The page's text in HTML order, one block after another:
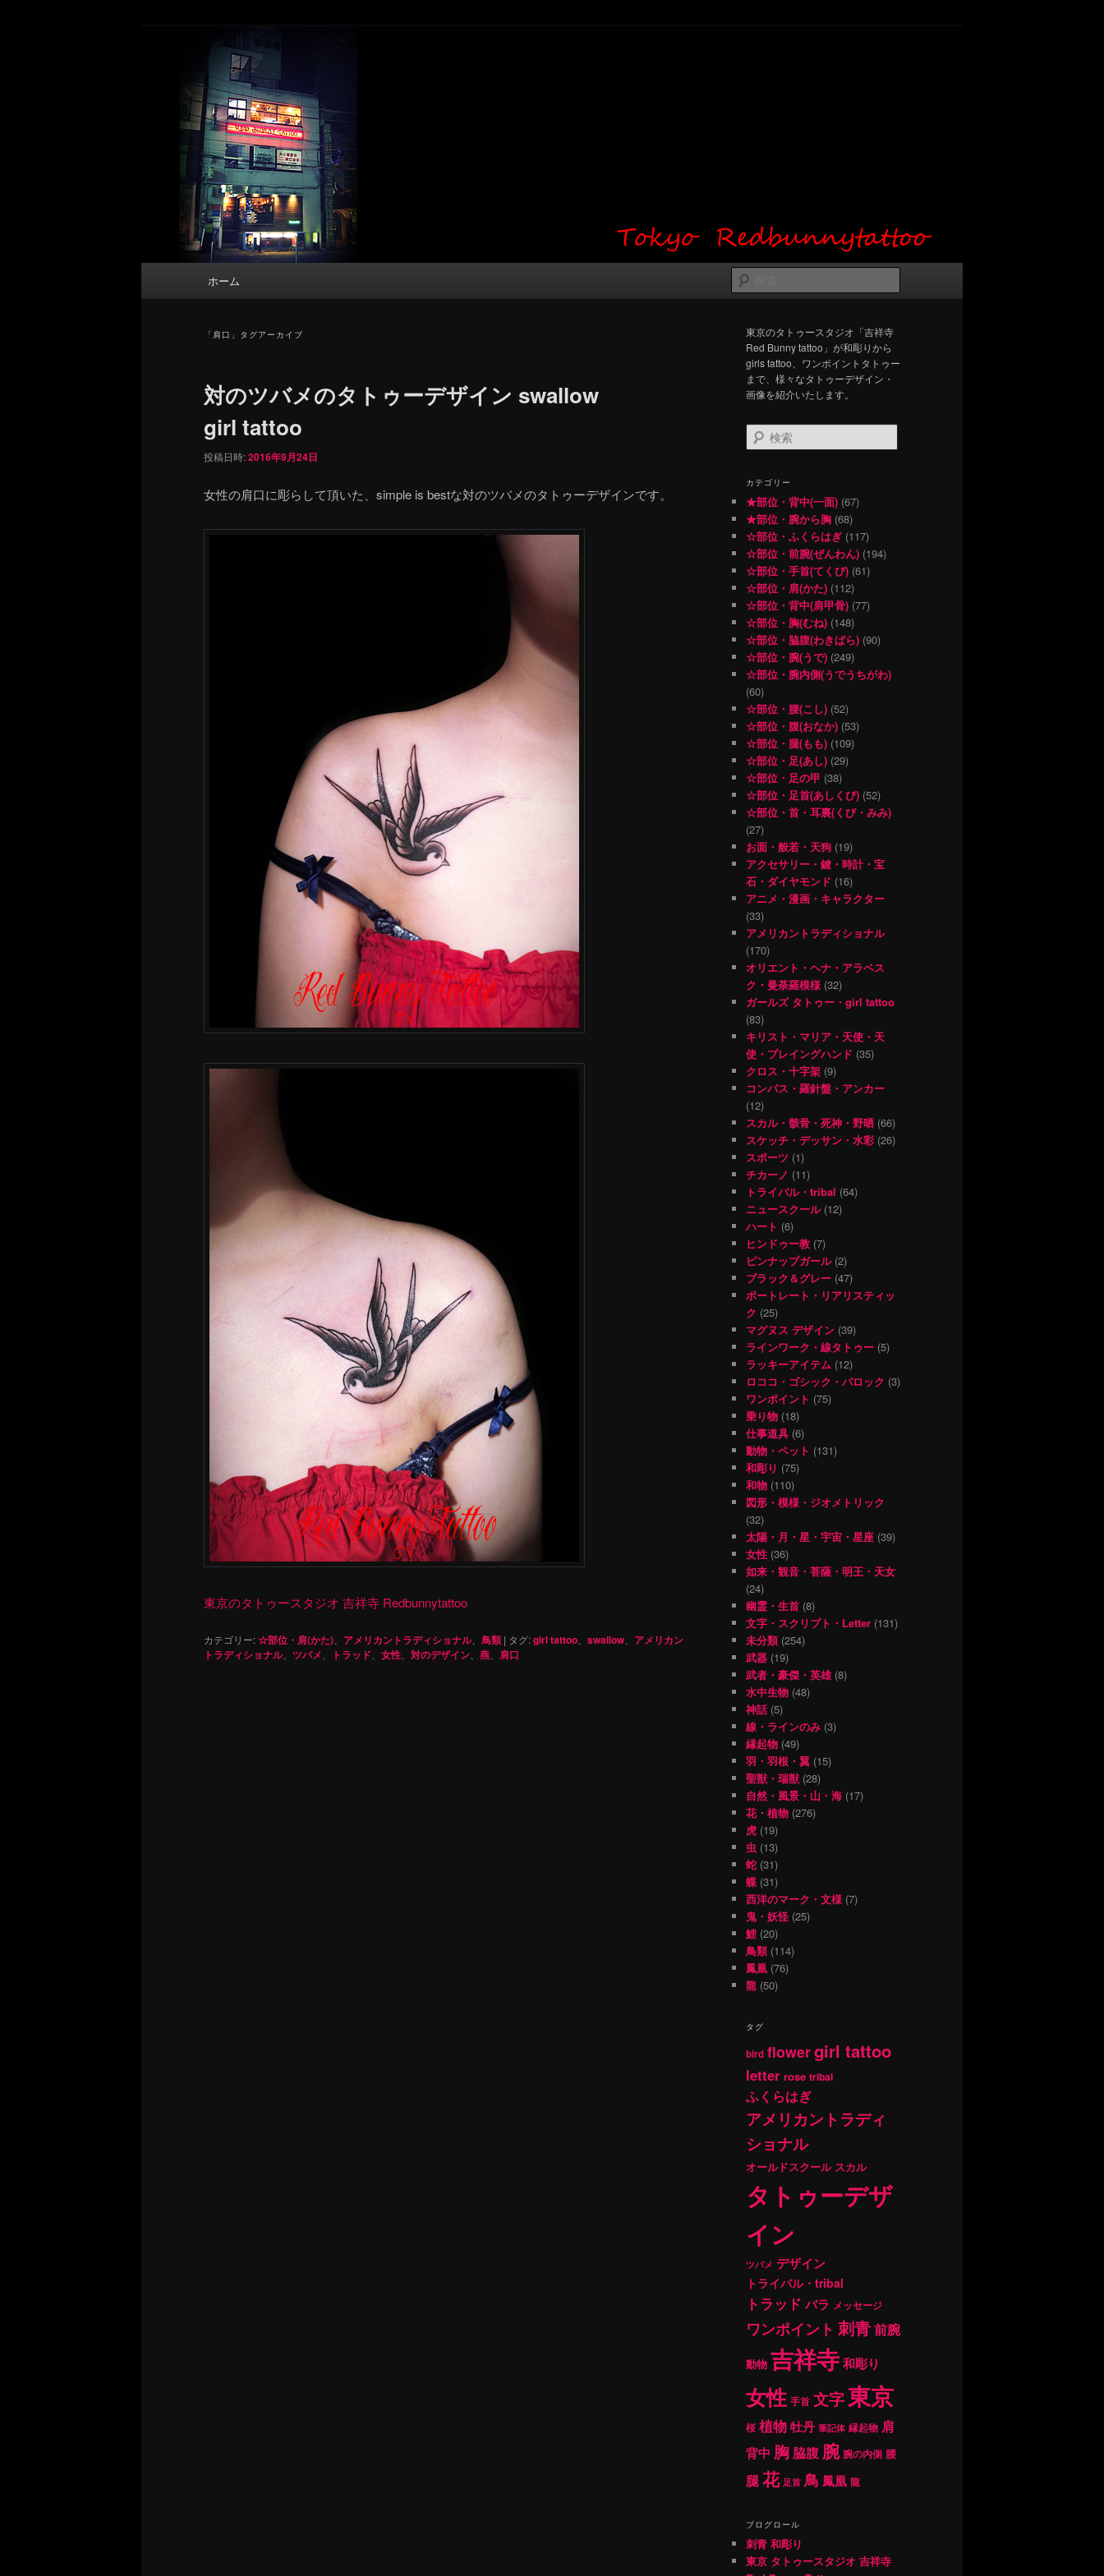
東京 タトゥースタジオ 吉祥寺 Red Bunny
Tattoo タトゥーデザイン・タトゥー画像
タトゥーデザイン・画像の紹介（和彫り・ワンポイント・girl tattoo）
索
ホーム
「 肩口 」タグアーカイブ
対のツバメのタトゥーデザイン swallow
girl tattoo
投稿日時:2016年9月24日
女性の肩口に彫らして頂いた、simple is bestな対のツバメのタトゥーデザインです。
東京のタトゥースタジオ 吉祥寺 Redbunnytattoo
カテゴリー:☆部位・肩(かた) アメリカントラディショナル、 鳥類 | タグ:girl tattoo swallow
アメリカン
トラディショナル、 ツバメ トラッド 女性 対のデザイン 燕 肩口
東京のタトゥースタジオ「吉祥寺
Red Bunny tattoo」が和彫りから
girls tattoo、ワンポイントタトゥー
まで、様々なタトゥーデザイン・
画像を紹介いたします。
検
索
カテゴリー
★部位・背中(一面) (67)
★部位・腕から胸 (68)
☆部位・ふくらはぎ (117)
☆部位・前腕(ぜんわん) (194)
☆部位・手首(てくび) (61)
☆部位・肩(かた) (112)
☆部位・背中(肩甲骨) (77)
☆部位・胸(むね) (148)
☆部位・脇腹(わきばら) (90)
☆部位・腕(うで) (249)
☆部位・腕内側(うでうちがわ)
(60)
☆部位・腰(こし) (52)
☆部位・腹(おなか) (53)
☆部位・腿(もも) (109)
☆部位・足(あし) (29)
☆部位・足の甲 (38)
☆部位・足首(あしくび) (52)
☆部位・首・耳裏(くび・みみ)
(27)
お面・般若・天狗 (19)
アクセサリー・鍵・時計・宝
石・ダイヤモンド (16)
アニメ・漫画・キャラクター
(33)
アメリカントラディショナル
(170)
オリエント・ヘナ・アラベス
ク・曼荼羅模様 (32)
ガールズ タトゥー・girl tattoo
(83)
キリスト・マリア・天使・天
使・プレイングハンド (35)
クロス・十字架 (9)
コンパス・羅針盤・アンカー
(12)
スカル・骸骨・死神・野晒 (66)
スケッチ・デッサン・水彩 (26)
スポーツ (1)
チカーノ (11)
トライバル・tribal (64)
ニュースクール(12)
ハート (6)
ヒンドゥー教 (7)
ピンナップガール(2)
ブラック＆グレー (47)
ポートレート・リアリスティッ
ク (25)
マグヌス デザイン (39)
ラインワーク・線タトゥー (5)
ラッキーアイテム (12)
ロココ・ゴシック・バロック (3)
ワンポイント (75)
乗り物 (18)
仕事道具 (6)
動物・ペット (131)
和彫り (75)
和物 (110)
図形・模様・ジオメトリック
(32)
太陽・月・星・宇宙・星座 (39)
女性 (36)
如来・観音・菩薩・明王・天女
(24)
幽霊・生首 (8)
文字・スクリプト・Letter (131)
未分類(254)
武器 (19)
武者・豪傑・英雄(8)
水中生物 (48)
神話 (5)
線・ラインのみ (3)
縁起物 (49)
羽・羽根・翼 (15)
聖獣・瑞獣 (28)
自然・風景・山・海 (17)
花・植物 (276)
虎 (19)
虫 (13)
蛇 (31)
蝶 (31)
西洋のマーク・文様 (7)
鬼・妖怪 (25)
鯉 (20)
鳥類(114)
鳳凰 (76)
龍 (50)
タグ
bird flowergirl tattoo
letter rose tribal
ふくらはぎ
アメリカントラディ
ショナル
オールドスクール スカル
タトゥーデザ
イン
ツバメ デザイン
トライバル・tribal
トラッド バラ メッセージ
ワンポイント 刺青前腕
動物 吉祥寺和彫り
女性 手首 文字東京
桜 植物牡丹 筆記体 縁起物 肩
背中 胸 脇腹 腕 腕の内側 腰
腿花 足首 鳥 鳳凰 龍
ブログロール
刺青 和彫り
東京 タトゥースタジオ 吉祥寺